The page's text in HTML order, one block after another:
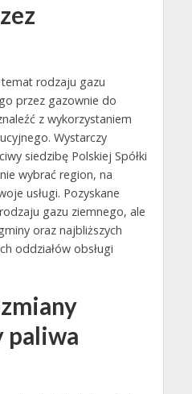
rodzaju gazu
przez gazownie do
z wykorzystaniem
Wystarczy
siedzibę Polskiej Spółki
wybrać region, na
usługi. Pozyskane
gazu ziemnego, ale
oraz najbliższych
oddziałów obsługi
paliwa